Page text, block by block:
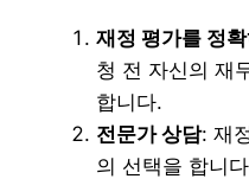
재정 평가를 정
청 전 자신의 재
합니다.
전문가 상담: 재
의 선택을 합니